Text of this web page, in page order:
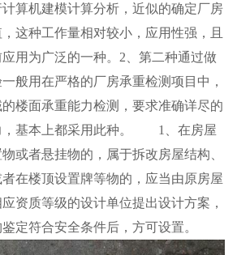
算机建模计算分析，近似的确定厂房
这种工作量相对较小，应用性强，且
用为广泛的一种。2、第二种通过做
般用在严格的厂房承重检测项目中，
楼面承重能力检测，要求准确详尽的
，基本上都采用此种。 1、在房屋
或者悬挂物的，属于拆改房屋结构、
在楼顶设置牌等物的，应当由原房屋
资质等级的设计单位提出设计方案，
定符合安全条件后，方可设置。